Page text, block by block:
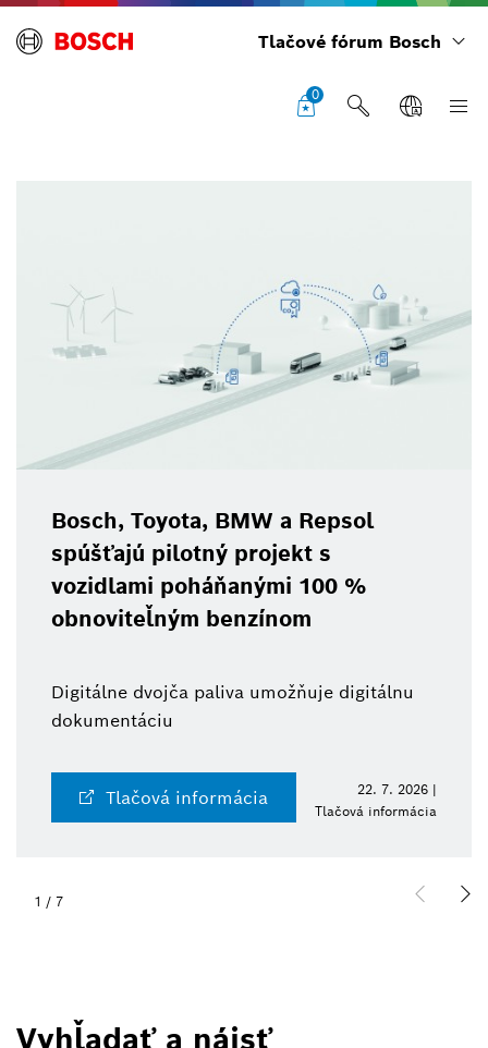
Tlačové fórum Bosch
0
a Repsol
s
100 %
umožňuje digitálnu
22. 7. 2026 |
BCW 2026:
technológií pre
robotiku
expertíza a pridaná
Tlačová
2 / 7
Vyhľadať a nájsť